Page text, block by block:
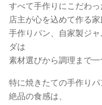
すべて手作りにこだわっ
店主が心を込めて作る
手作りパン、自家製ジ
ダは
素材選びから調理まで一
特に焼きたての手作り
絶品の食感は、